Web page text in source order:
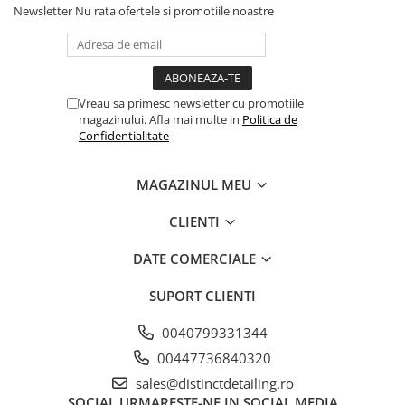
Recomandări:
evitați pulverizarea pe tapițerie și ferestre
depozitați într-un loc uscat și răcoros la 5-25℃
înainte de aplicare, asigurați-vă că suprafața de
curățat este rece
nu expuneți la îngheț sau supraîncălzire
a nu se lăsa la îndemâna copiilor
Newsletter Nu rata ofertele si promotiile noastre
Vreau sa primesc newsletter cu promotiile
magazinului. Afla mai multe in Politica de
Confidentialitate
MAGAZINUL MEU
CLIENTI
DATE COMERCIALE
SUPORT CLIENTI
0040799331344
00447736840320
sales@distinctdetailing.ro